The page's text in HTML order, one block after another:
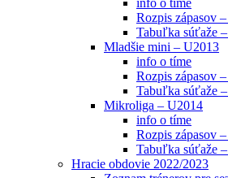
Rozpis zápasov
Tabuľka súťaže
Mladšie mini – U2013
info o tíme
Rozpis zápasov
Tabuľka súťaže
Mikroliga – U2014
info o tíme
Rozpis zápasov
Tabuľka súťaže
Hracie obdovie 2022/2023